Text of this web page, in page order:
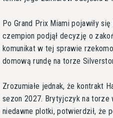
Po Grand Prix Miami pojawiły
czempion podjął decyzję o
komunikat w tej sprawie
domową rundę na torze
Zrozumiałe jednak, że kontrakt
sezon 2027. Brytyjczyk na torze
niedawne plotki, potwierdził, że